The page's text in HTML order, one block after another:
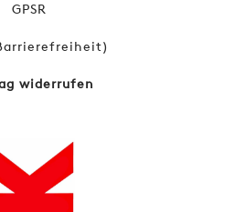
GPSR
widerrufen